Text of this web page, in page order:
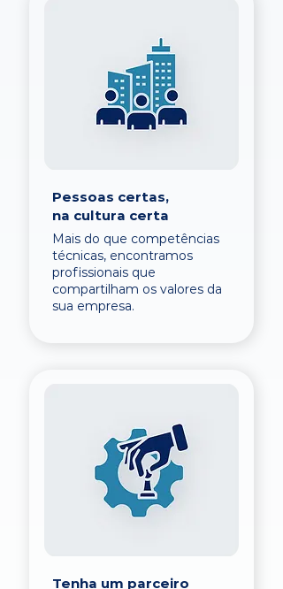
Pessoas certas,
na cultura certa
Mais do que competências
técnicas, encontramos
profissionais que
compartilham os valores da
sua empresa.
Tenha um parceiro